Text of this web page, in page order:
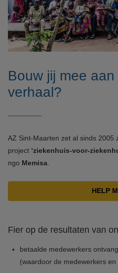
Bouw jij mee
verhaal?
AZ Sint-Maarten zet al sinds 2005
project ‘ziekenhuis-voor-
ngo Memisa
HELP
Fier op de resultaten van
betaalde medewerkers
(waardoor de medewerkers